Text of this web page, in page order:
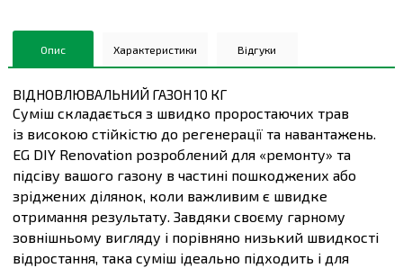
Опис Характеристики Відгуки
ВІДНОВЛЮВАЛЬНИЙ ГАЗОН 10 КГ
Суміш складається з швидко проростаючих трав
із високою стійкістю до регенерації та навантажень.
EG DIY Renovation розроблений для «ремонту» та
підсіву вашого газону в частині пошкоджених або
зріджених ділянок, коли важливим є швидке
отримання результату. Завдяки своєму гарному
зовнішньому вигляду і порівняно низький швидкості
відростання, така суміш ідеально підходить і для